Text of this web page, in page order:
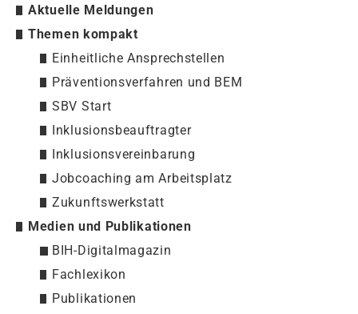
Aktuelle Meldungen
Themen kompakt
Einheitliche Ansprechstellen
Präventionsverfahren und BEM
SBV Start
Inklusionsbeauftragter
Inklusionsvereinbarung
Jobcoaching am Arbeitsplatz
Zukunftswerkstatt
Medien und Publikationen
BIH-Digitalmagazin
Fachlexikon
Publikationen